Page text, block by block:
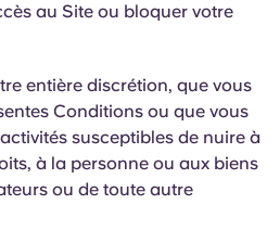
au Site ou bloquer votre
entière discrétion, que vous
Conditions ou que vous
susceptibles de nuire à
à la personne ou aux biens
ou de toute autre